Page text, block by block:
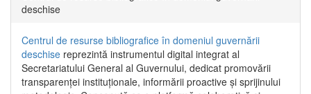
deschise
Centrul de resurse bibliografice în domeniul guvernării
deschise reprezintă instrumentul digital integrat al
Secretariatului General al Guvernului, dedicat promovării
transparenței instituționale, informării proactive și sprijinului